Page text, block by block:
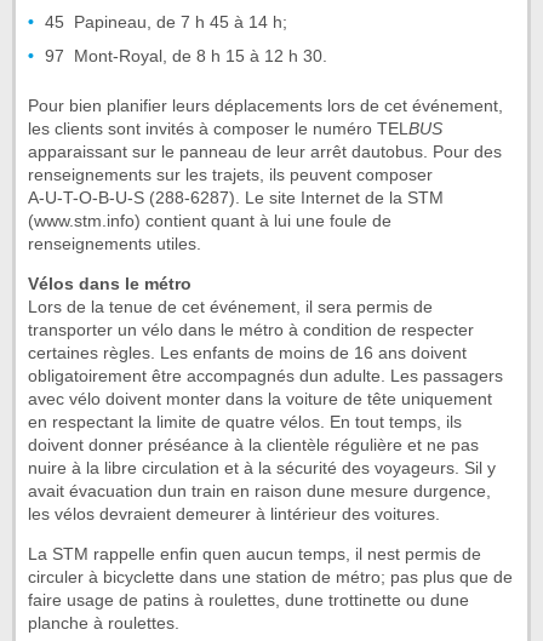
45  Papineau, de 7 h 45 à 14 h;
97  Mont-Royal, de 8 h 15 à 12 h 30.
Pour bien planifier leurs déplacements lors de cet événement,
les clients sont invités à composer le numéro TELBUS
apparaissant sur le panneau de leur arrêt dautobus. Pour des
renseignements sur les trajets, ils peuvent composer
A-U-T-O-B-U-S (288-6287). Le site Internet de la STM
(www.stm.info) contient quant à lui une foule de
renseignements utiles.
Vélos dans le métro
Lors de la tenue de cet événement, il sera permis de
transporter un vélo dans le métro à condition de respecter
certaines règles. Les enfants de moins de 16 ans doivent
obligatoirement être accompagnés dun adulte. Les passagers
avec vélo doivent monter dans la voiture de tête uniquement
en respectant la limite de quatre vélos. En tout temps, ils
doivent donner préséance à la clientèle régulière et ne pas
nuire à la libre circulation et à la sécurité des voyageurs. Sil y
avait évacuation dun train en raison dune mesure durgence,
les vélos devraient demeurer à lintérieur des voitures.
La STM rappelle enfin quen aucun temps, il nest permis de
circuler à bicyclette dans une station de métro; pas plus que de
faire usage de patins à roulettes, dune trottinette ou dune
planche à roulettes.